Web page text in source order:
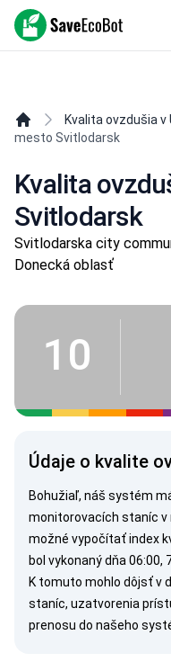
SaveEcoBot
Kvalita ovzdušia v
mesto Svitlodarsk
Kvalita
Svitlodarsk
Svitlodarska city
Donecká oblasť
10
Údaje o kvalite
Bohužiaľ, náš systém
monitorovacích staníc v
možné vypočítať index
bol vykonaný dňa 06:00,
K tomuto mohlo dôjsť v
staníc, uzatvorenia
prenosu do našeho